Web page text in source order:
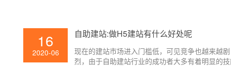
16
2020-06
自助建站:做H5建站有什么好处呢
现在的建站市场进入门槛低，可见竞争也越来越剧
烈，由于自助建站行业的成功者大多有着明显的